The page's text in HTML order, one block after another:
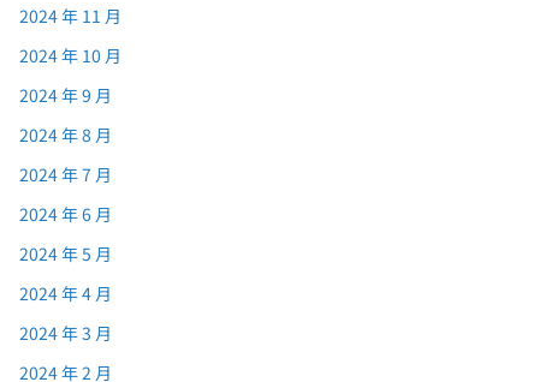
2024 年 11 月
2024 年 10 月
2024 年 9 月
2024 年 8 月
2024 年 7 月
2024 年 6 月
2024 年 5 月
2024 年 4 月
2024 年 3 月
2024 年 2 月